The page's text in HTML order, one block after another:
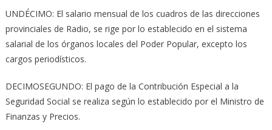
UNDÉCIMO: El salario mensual de los cuadros de las direcciones
provinciales de Radio, se rige por lo establecido en el sistema
salarial de los órganos locales del Poder Popular, excepto los
cargos periodísticos.
DECIMOSEGUNDO: El pago de la Contribución Especial a la
Seguridad Social se realiza según lo establecido por el Ministro de
Finanzas y Precios.